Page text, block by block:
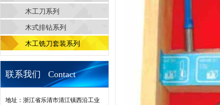
木工刀系列
木式排钻系列
木工铣刀套装系列
联系我们 Contact
地址：浙江省乐清市清江镇西沿工业